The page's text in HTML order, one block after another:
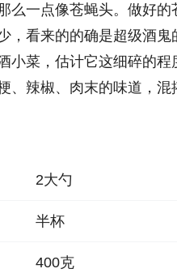
么一点像苍蝇头。做好的
，看来的的确是超级酒鬼
小菜，估计它这细碎的程
、辣椒、肉末的味道，混
2大勺
半杯
400克